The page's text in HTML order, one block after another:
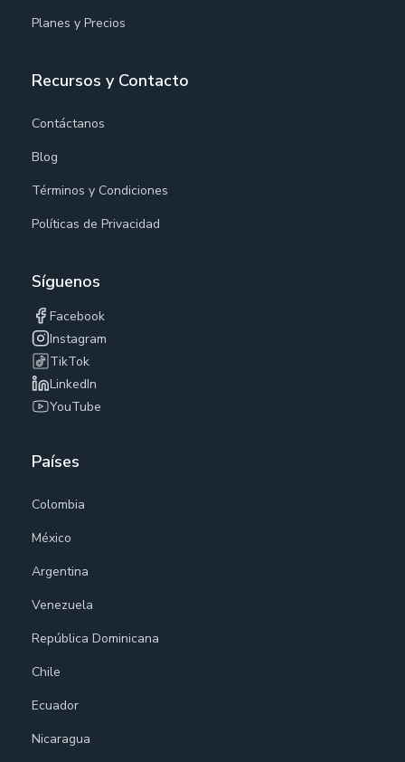
Planes y Precios
Recursos y Contacto
Contáctanos
Blog
Términos y Condiciones
Políticas de Privacidad
Síguenos
Facebook
Instagram
TikTok
LinkedIn
YouTube
Países
Colombia
México
Argentina
Venezuela
República Dominicana
Chile
Ecuador
Nicaragua